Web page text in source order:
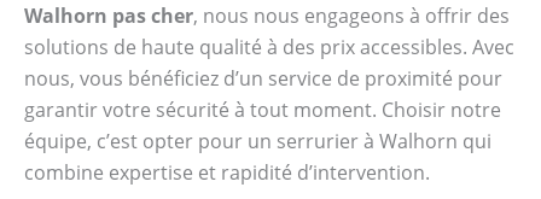
Walhorn pas cher, nous nous engageons à offrir des
solutions de haute qualité à des prix accessibles. Avec
nous, vous bénéficiez d’un service de proximité pour
garantir votre sécurité à tout moment. Choisir notre
équipe, c’est opter pour un serrurier à Walhorn qui
combine expertise et rapidité d’intervention.